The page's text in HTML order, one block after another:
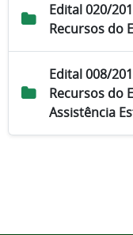
Edital 020/
Recursos do
Edital 008/
Recursos do
Assistência